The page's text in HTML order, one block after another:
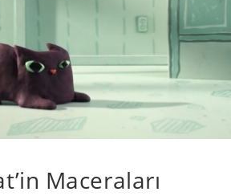
Maceraları